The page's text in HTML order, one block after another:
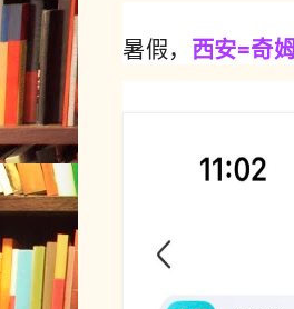
暑假， 西安=奇